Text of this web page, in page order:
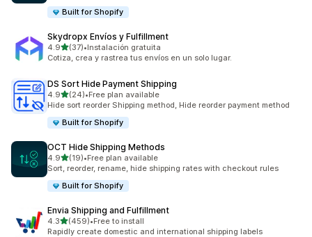
Built for Shopify
Skydropx Envíos y Fulfillment
4.9별 5개 중
(37)
총 리뷰 37개
•Instalación gratuita
Cotiza, crea y rastrea tus envíos en un solo lugar.
DS Sort Hide Payment Shipping
4.9별 5개 중
(24)
총 리뷰 24개
•Free plan available
Hide sort reorder Shipping method, Hide reorder payment method
Built for Shopify
OCT Hide Shipping Methods
4.9별 5개 중
(19)
총 리뷰 19개
•Free plan available
Sort, reorder, rename, hide shipping rates with checkout rules
Built for Shopify
Envia Shipping and Fulfillment
4.3별 5개 중
(459)
총 리뷰 459개
•Free to install
Rapidly create domestic and international shipping labels